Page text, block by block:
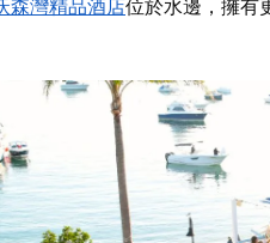
森灣精品酒店位於水邊，擁有